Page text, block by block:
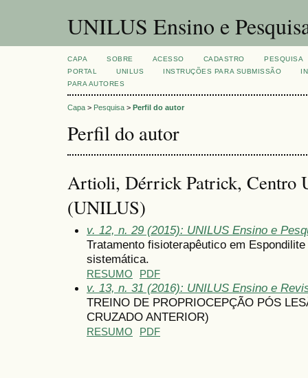
UNILUS Ensino e
CAPA SOBRE ACESSO CADASTRO
PESQUISA
PORTAL
UNILUS INSTRUÇÕES PARA SUBMISSÃO
PARA AUTORES
Capa > Pesquisa > Perfil do autor
Perfil do autor
Artioli, Dérrick Patrick, Centro
(UNILUS)
v. 12, n. 29 (2015): UNILUS Ensino e
Tratamento fisioterapêutico em
sistemática.
RESUMO PDF
v. 13, n. 31 (2016): UNILUS Ensino e
TREINO DE PROPRIOCEPÇÃO PÓS
CRUZADO ANTERIOR)
RESUMO PDF